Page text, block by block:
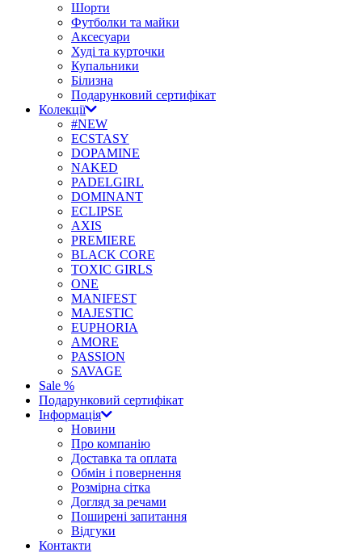
Шорти
Футболки та майки
Аксесуари
Худі та курточки
Купальники
Білизна
Подарунковий сертифікат
Колекції
#NEW
ECSTASY
DOPAMINE
NAKED
PADELGIRL
DOMINANT
ECLIPSE
AXIS
PREMIERE
BLACK CORE
TOXIC GIRLS
ONE
MANIFEST
MAJESTIC
EUPHORIA
AMORE
PASSION
SAVAGE
Sale %
Подарунковий сертифікат
Інформація
Новини
Про компанію
Доставка та оплата
Обмін і повернення
Розмірна сітка
Догляд за речами
Поширені запитання
Відгуки
Контакти